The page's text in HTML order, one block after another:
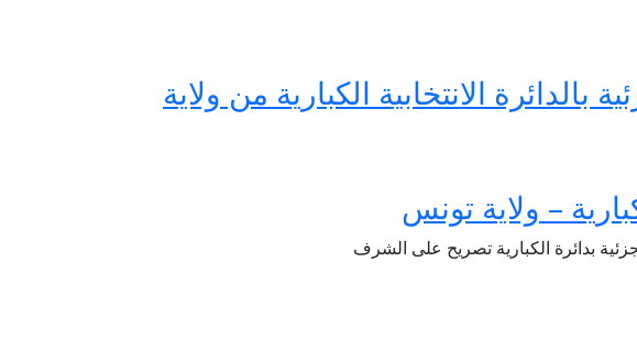
بالدائرة الانتخابية الكبارية من ولاية
– ولاية تونس
بدائرة الكبارية تصريح على الشرف